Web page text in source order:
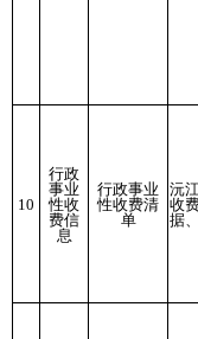
10
行政
事业
性收
费信
息
行政事业
性收费清
单
沅
收
据